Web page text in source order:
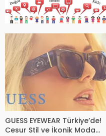
GUESS EYEWEAR Türkiye’de!
Cesur Stil ve İkonik Moda